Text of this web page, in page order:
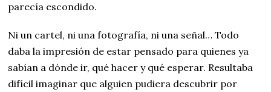
parecía escondido.
Ni un cartel, ni una fotografía, ni una señal… Todo
daba la impresión de estar pensado para quienes ya
sabían a dónde ir, qué hacer y qué esperar. Resultaba
difícil imaginar que alguien pudiera descubrir por